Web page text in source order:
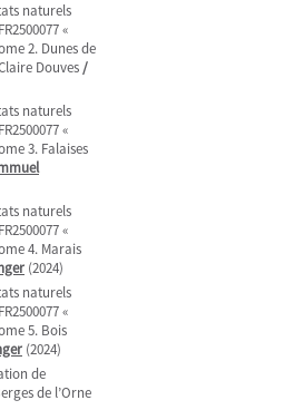
naturels
«
2. Dunes de
Douves/
naturels
«
3. Falaises
naturels
«
4. Marais
(2024)
naturels
«
5. Bois
(2024)
de
de l’Orne